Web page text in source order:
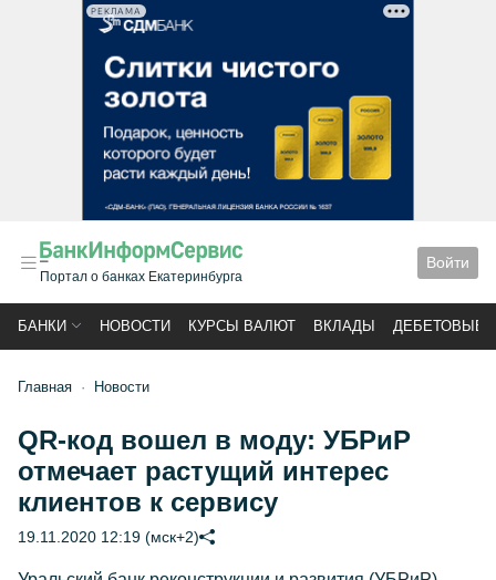
РЕКЛАМА
Портал о банках Екатеринбурга
Войти
БАНКИ НОВОСТИ КУРСЫ ВАЛЮТ ВКЛАДЫ ДЕБЕТОВЫЕ
Главная Новости
QR-код вошел в моду: УБРиР
отмечает растущий интерес
клиентов к сервису
19.11.2020 12:19 (мск+2)